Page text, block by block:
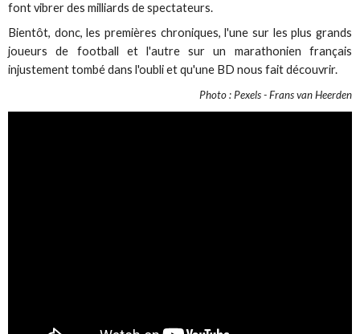
font vibrer des milliards de spectateurs.
Bientôt, donc, les premières chroniques, l'une sur les plus grands
joueurs de football et l'autre sur un marathonien français
injustement tombé dans l'oubli et qu'une BD nous fait découvrir.
Photo : Pexels - Frans van Heerden